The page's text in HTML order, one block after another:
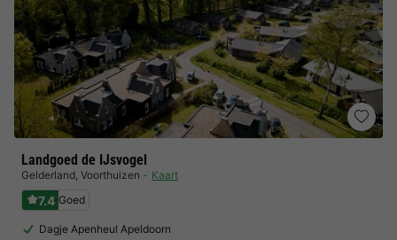
Landgoed de IJsvogel
Gelderland, Voorthuizen Kaart
7.4 Goed
Dagje Apenheul Apeldoorn